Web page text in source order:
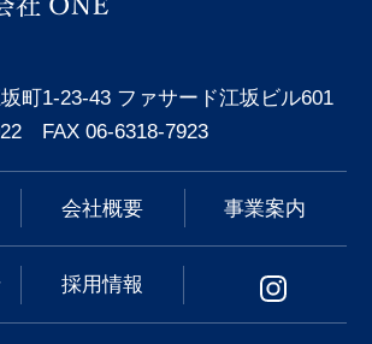
町1-23-43 ファサード江坂ビル601
FAX 06-6318-7923
会社概要 事業案内
採用情報